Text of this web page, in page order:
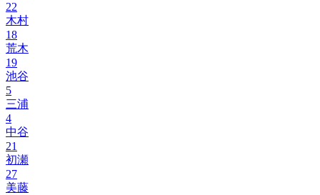
22
木村
18
荒木
19
池谷
5
三浦
4
中谷
21
初瀬
27
美藤